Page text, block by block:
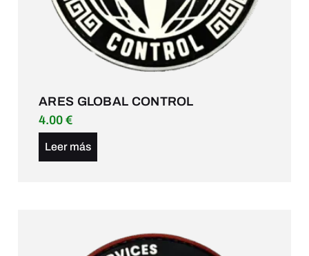
ARES GLOBAL CONTROL
4.00 €
Leer más